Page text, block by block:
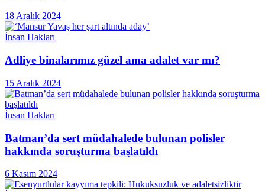
18 Aralık 2024
İnsan Hakları
Adliye binalarımız güzel ama adalet var mı?
15 Aralık 2024
İnsan Hakları
Batman’da sert müdahalede bulunan polisler
hakkında soruşturma başlatıldı
6 Kasım 2024